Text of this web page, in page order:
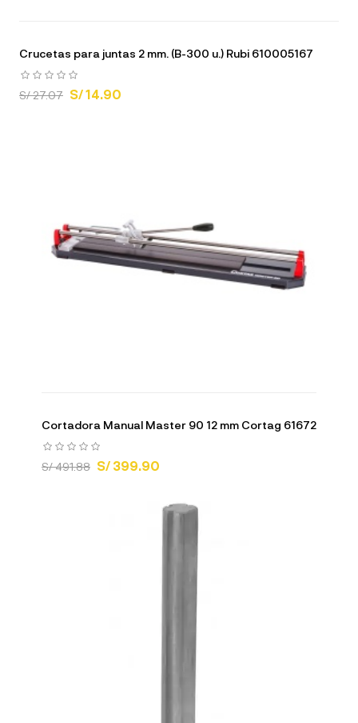
Crucetas para juntas 2 mm. (B-300 u.) Rubi 610005167
S/ 27.07 S/ 14.90
Cortadora Manual Master 90 12 mm Cortag 61672
S/ 491.88 S/ 399.90